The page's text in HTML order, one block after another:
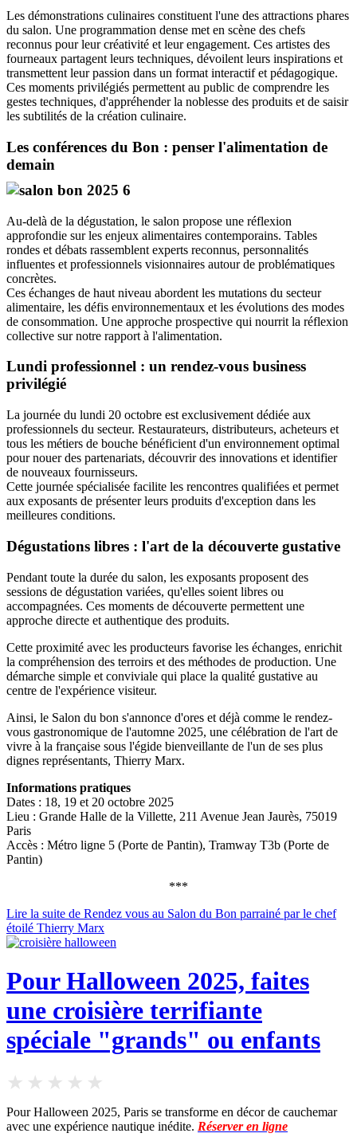
Les démonstrations culinaires constituent l'une des attractions phares
du salon. Une programmation dense met en scène des chefs
reconnus pour leur créativité et leur engagement. Ces artistes des
fourneaux partagent leurs techniques, dévoilent leurs inspirations et
transmettent leur passion dans un format interactif et pédagogique.
Ces moments privilégiés permettent au public de comprendre les
gestes techniques, d'appréhender la noblesse des produits et de saisir
les subtilités de la création culinaire.
Les conférences du Bon : penser l'alimentation de
demain
Au-delà de la dégustation, le salon propose une réflexion
approfondie sur les enjeux alimentaires contemporains. Tables
rondes et débats rassemblent experts reconnus, personnalités
influentes et professionnels visionnaires autour de problématiques
concrètes.
Ces échanges de haut niveau abordent les mutations du secteur
alimentaire, les défis environnementaux et les évolutions des modes
de consommation. Une approche prospective qui nourrit la réflexion
collective sur notre rapport à l'alimentation.
Lundi professionnel : un rendez-vous business
privilégié
La journée du lundi 20 octobre est exclusivement dédiée aux
professionnels du secteur. Restaurateurs, distributeurs, acheteurs et
tous les métiers de bouche bénéficient d'un environnement optimal
pour nouer des partenariats, découvrir des innovations et identifier
de nouveaux fournisseurs.
Cette journée spécialisée facilite les rencontres qualifiées et permet
aux exposants de présenter leurs produits d'exception dans les
meilleures conditions.
Dégustations libres : l'art de la découverte gustative
Pendant toute la durée du salon, les exposants proposent des
sessions de dégustation variées, qu'elles soient libres ou
accompagnées. Ces moments de découverte permettent une
approche directe et authentique des produits.
Cette proximité avec les producteurs favorise les échanges, enrichit
la compréhension des terroirs et des méthodes de production. Une
démarche simple et conviviale qui place la qualité gustative au
centre de l'expérience visiteur.
Ainsi, le Salon du bon s'annonce d'ores et déjà comme le rendez-
vous gastronomique de l'automne 2025, une célébration de l'art de
vivre à la française sous l'égide bienveillante de l'un de ses plus
dignes représentants, Thierry Marx.
Informations pratiques
Dates : 18, 19 et 20 octobre 2025
Lieu : Grande Halle de la Villette, 211 Avenue Jean Jaurès, 75019
Paris
Accès : Métro ligne 5 (Porte de Pantin), Tramway T3b (Porte de
Pantin)
***
Lire la suite de Rendez vous au Salon du Bon parrainé par le chef
étoilé Thierry Marx
Pour Halloween 2025, faites
une croisière terrifiante
spéciale "grands" ou enfants
Pour Halloween 2025, Paris se transforme en décor de cauchemar
avec une expérience nautique inédite. Réserver en ligne